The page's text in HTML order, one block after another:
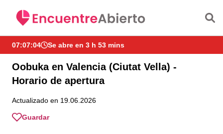
07:07:05 Se abre en 3 h 53 mins
Oobuka en Valencia (Ciutat Vella) -
Horario de apertura
Actualizado en 19.06.2026
Guardar